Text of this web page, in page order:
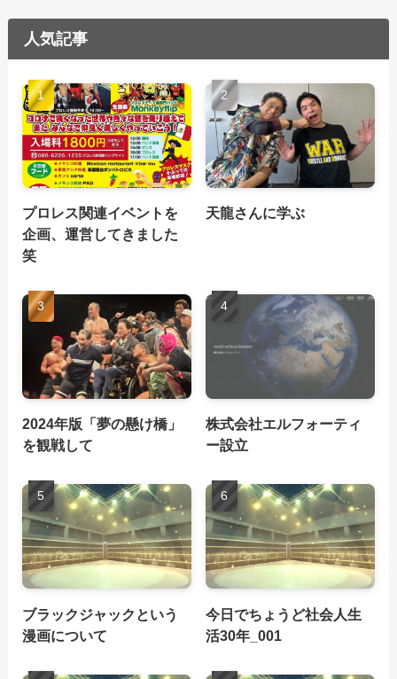
人気記事
プロレス関連イベントを
企画、運営してきました
笑
天龍さんに学ぶ
2024年版「夢の懸け橋」
を観戦して
株式会社エルフォーティ
ー設立
ブラックジャックという
漫画について
今日でちょうど社会人生
活30年_001